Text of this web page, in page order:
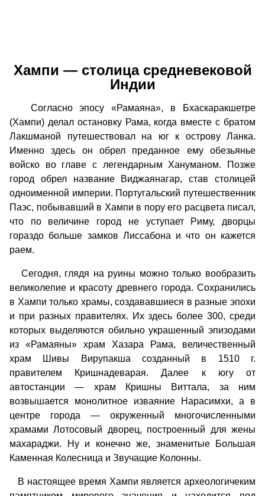
Хампи — столица средневековой
Индии
Согласно эпосу «Рамаяна», в Бхаскаракшетре
(Хампи) делал остановку Рама, когда вместе с братом
Лакшманой путешествовал на юг к острову Ланка.
Именно здесь он обрел преданное ему обезьянье
войско во главе с легендарным Хануманом. Позже
город обрел название Виджаянагар, став столицей
одноименной империи. Португальский путешественник
Паэс, побывавший в Хампи в пору его расцвета писал,
что по величине город не уступает Риму, дворцы
гораздо больше замков Лиссабона и что он кажется
раем.
Сегодня, глядя на руины можно только вообразить
великолепие и красоту древнего города. Сохранились
в Хампи только храмы, создававшиеся в разные эпохи
и при разных правителях. Их здесь более 300, среди
которых выделяются обильно украшенный эпизодами
из «Рамаяны» храм Хазара Рама, величественный
храм Шивы Вирупакша созданный в 1510 г.
правителем Кришнадеварая. Далее к югу от
автостанции — храм Кришны Виттала, за ним
возвышается монолитное изваяние Нарасимхи, а в
центре города — окруженный многочисленными
храмами Лотосовый дворец, построенный для жены
махараджи. Ну и конечно же, знаменитые Большая
Каменная Колесница и Звучащие Колонны.
В настоящее время Хампи является археологичеким